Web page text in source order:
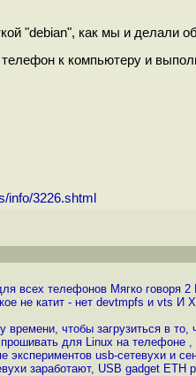
"debian", как мы и делали
к компьютеру и
info/3226.shtml
всех телефонов Мягко говоря 2
не катит - нет devtmpfs и vts И
времени, чтобы загрузиться в то,
для Linux на телефоне
экспериментов usb-сетевухи и
заработают, USB gadget ETH